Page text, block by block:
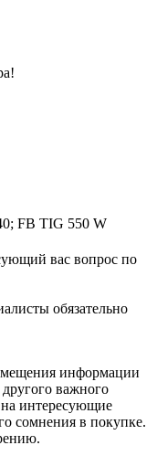
FB TIG 550 W
вас вопрос по
обязательно
информации
важного
интересующие
сомнения в покупке.